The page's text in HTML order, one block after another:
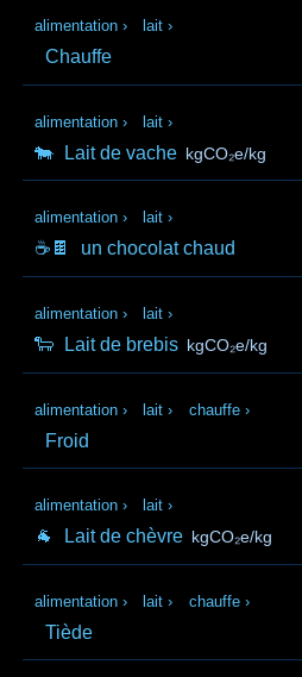
alimentation › lait ›
Chauffe
alimentation › lait ›
🐄 Lait de vache kgCO₂e/kg
alimentation › lait ›
☕🍫 un chocolat chaud
alimentation › lait ›
🐑 Lait de brebis kgCO₂e/kg
alimentation › lait › chauffe ›
Froid
alimentation › lait ›
🐐 Lait de chèvre kgCO₂e/kg
alimentation › lait › chauffe ›
Tiède